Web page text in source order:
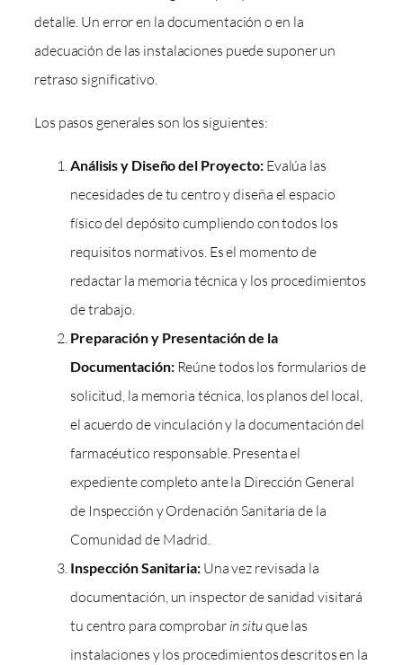
detalle. Un error en la documentación o en la
adecuación de las instalaciones puede suponer un
retraso significativo.
Los pasos generales son los siguientes:
Análisis y Diseño del Proyecto:Evalúa las
necesidades de tu centro y diseña el espacio
físico del depósito cumpliendo con todos los
requisitos normativos. Es el momento de
redactar la memoria técnica y los procedimientos
de trabajo.
Preparación y Presentación de la
Documentación:Reúne todos los formularios de
solicitud, la memoria técnica, los planos del local,
el acuerdo de vinculación y la documentación del
farmacéutico responsable. Presenta el
expediente completo ante la Dirección General
de Inspección y Ordenación Sanitaria de la
Comunidad de Madrid.
Inspección Sanitaria:Una vez revisada la
documentación, un inspector de sanidad visitará
tu centro para comprobar in situque las
instalaciones y los procedimientos descritos en la